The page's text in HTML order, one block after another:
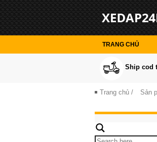
TRANG CHỦ
Ship cod
Trang chủ / Sản